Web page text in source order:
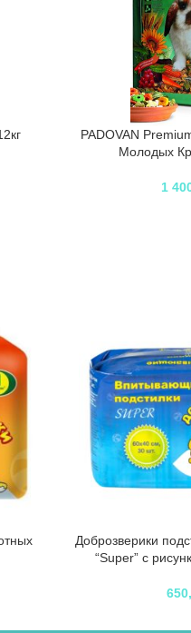
PADOVAN
Молодых
1
Доброзверики
“Super” с